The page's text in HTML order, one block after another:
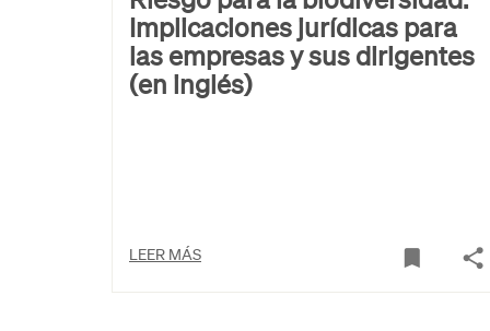
Implicaciones jurídicas para
las empresas y sus dirigentes
(en inglés)
LEER MÁS